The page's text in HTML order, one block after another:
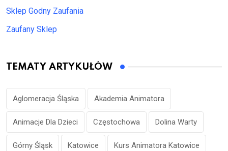
Sklep Godny Zaufania
Zaufany Sklep
TEMATY ARTYKUŁÓW
Aglomeracja Śląska Akademia Animatora
Animacje Dla Dzieci Częstochowa Dolina Warty
Górny Śląsk Katowice Kurs Animatora Katowice